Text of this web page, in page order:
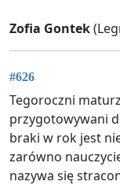
Zofia Gontek
#626
Tegoroczni
przygotowywani
braki w rok jest
zarówno
nazywa się